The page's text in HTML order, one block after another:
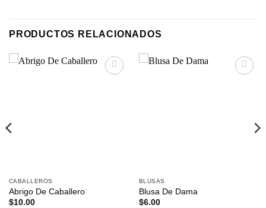
PRODUCTOS RELACIONADOS
CABALLEROS
Abrigo De Caballero
$10.00
BLUSAS
Blusa De Dama
$6.00